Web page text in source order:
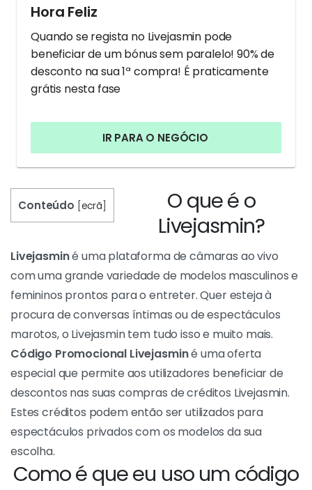
Hora Feliz
Quando se regista no Livejasmin pode
beneficiar de um bónus sem paralelo! 90% de
desconto na sua 1ª compra! É praticamente
grátis nesta fase
IR PARA O NEGÓCIO
Conteúdo [ecrã
O que é o
Livejasmin?
Livejasminé uma plataforma de câmaras ao vivo
com uma grande variedade de modelos masculinos e
femininos prontos para o entreter. Quer esteja à
procura de conversas íntimas ou de espectáculos
marotos, o Livejasmin tem tudo isso e muito mais.
Código Promocional Livejasminé uma oferta
especial que permite aos utilizadores beneficiar de
descontos nas suas compras de créditos Livejasmin.
Estes créditos podem então ser utilizados para
espectáculos privados com os modelos da sua
escolha.
Como é que eu uso um código